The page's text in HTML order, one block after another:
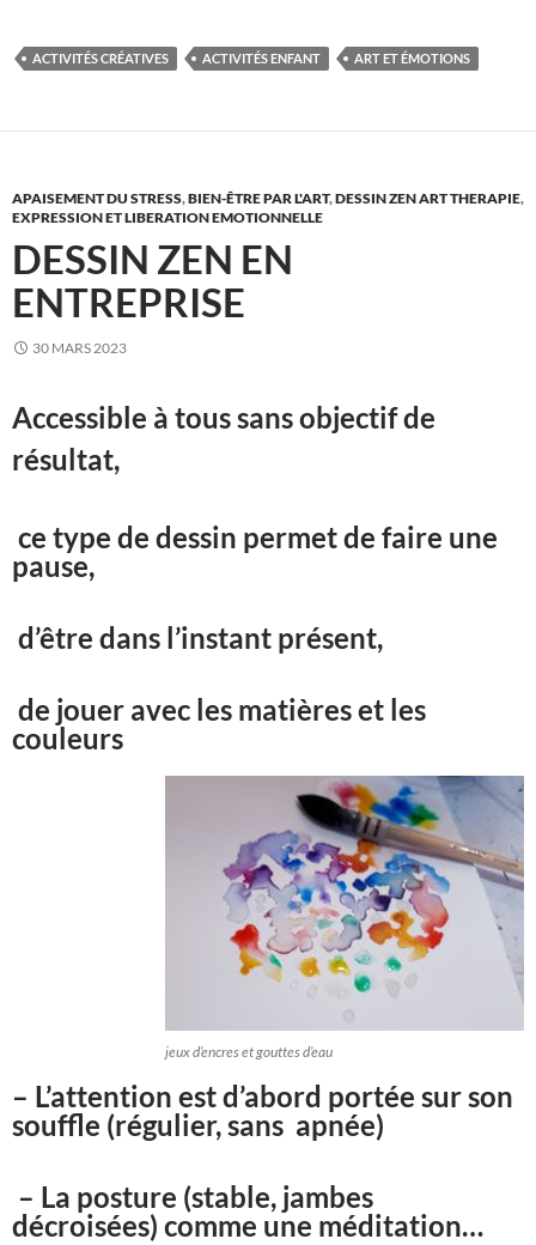
ACTIVITÉS CRÉATIVES ACTIVITÉS ENFANT ART ET ÉMOTIONS
APAISEMENT DU STRESS,BIEN-ÊTRE PAR L'ART,DESSIN ZEN ART THERAPIE,
EXPRESSION ET LIBERATION EMOTIONNELLE
DESSIN ZEN EN
ENTREPRISE
30 MARS 2023
Accessible à tous sans objectif de
résultat,
ce type de dessin permet de faire une
pause,
d’être dans l’instant présent,
de jouer avec les matières et les
couleurs
jeux d’encres et gouttes d’eau
– L’attention est d’abord portée sur son
souffle (régulier, sans apnée)
– La posture (stable, jambes
décroisées) comme une méditation…